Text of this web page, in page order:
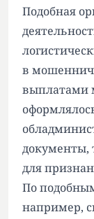
Подобная
в
выплатами
документы,
для
По
например,